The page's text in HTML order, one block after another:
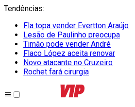
Tendências:
Fla topa vender Evertton Araújo
Lesão de Paulinho preocupa
Timão pode vender André
Flaco López aceita renovar
Novo atacante no Cruzeiro
Rochet fará cirurgia